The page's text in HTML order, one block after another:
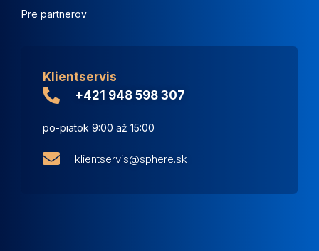
Klientservis
+421 948 598 307
po-piatok 9:00 až 15:00
klientservis@sphere.sk
Pre partnerov